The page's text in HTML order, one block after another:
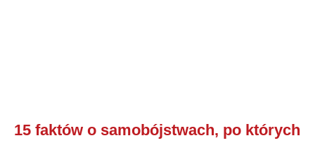
15 faktów o samobójstwach, po których